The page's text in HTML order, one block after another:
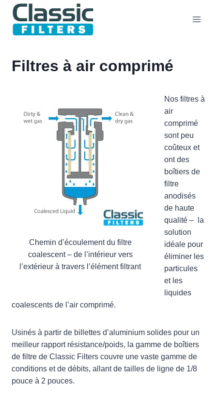
Aller
contenu
Filtres à air comprimé
Chemin d’écoulement du filtre
coalescent – de l’intérieur vers
l’extérieur à travers l’élément filtrant
Nos filtres à
air
comprimé
sont peu
coûteux et
ont des
boîtiers de
filtre
anodisés
de haute
qualité – la
solution
idéale pour
éliminer les
particules
et les
liquides
coalescents de l’air comprimé.
Usinés à partir de billettes d’aluminium solides pour un
meilleur rapport résistance/poids, la gamme de boîtiers
de filtre de Classic Filters couvre une vaste gamme de
conditions et de débits, allant de tailles de ligne de 1/8
pouce à 2 pouces.